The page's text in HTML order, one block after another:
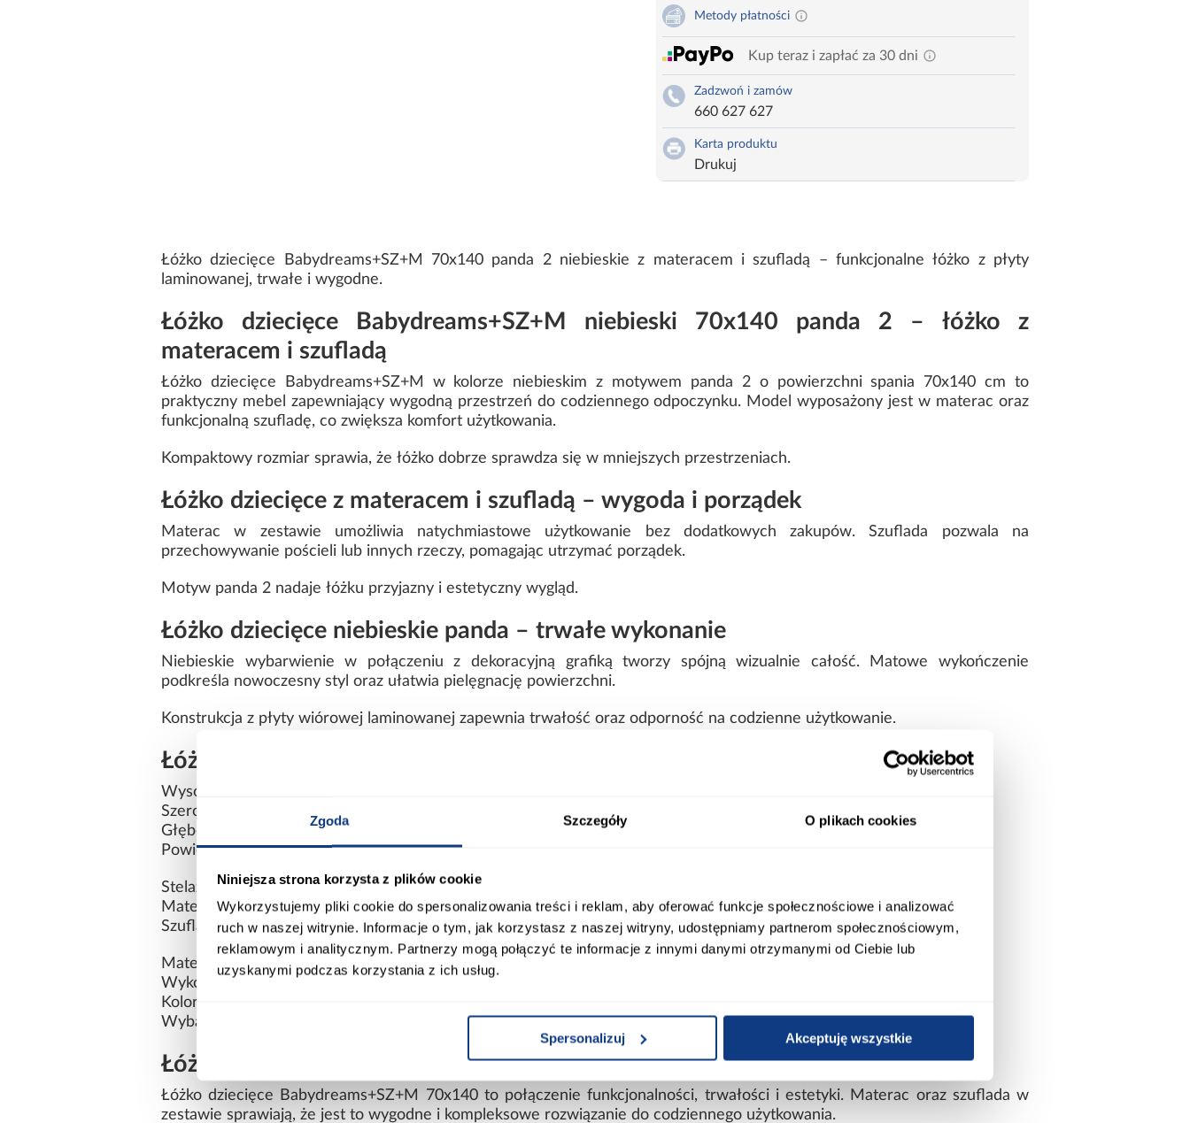
Zgoda Szczegóły O plikach cookies
Niniejsza strona korzysta z plików cookie
Wykorzystujemy pliki cookie do spersonalizowania treści i reklam, aby oferować funkcje społecznościowe i analizować
ruch w naszej witrynie. Informacje o tym, jak korzystasz z naszej witryny, udostępniamy partnerom społecznościowym,
reklamowym i analitycznym. Partnerzy mogą połączyć te informacje z innymi danymi otrzymanymi od Ciebie lub
uzyskanymi podczas korzystania z ich usług.
Spersonalizuj Akceptuję wszystkie
Metody płatności
Kup teraz i zapłać za 30 dni
Zadzwoń i zamów
660 627 627
Karta produktu
Drukuj
Łóżko dziecięce Babydreams+SZ+M 70x140 panda 2 niebieskie z materacem i szufladą – funkcjonalne łóżko z płyty
laminowanej, trwałe i wygodne.
Łóżko dziecięce Babydreams+SZ+M niebieski 70x140 panda 2 – łóżko z
materacem i szufladą
Łóżko dziecięce Babydreams+SZ+M w kolorze niebieskim z motywem panda 2 o powierzchni spania 70x140 cm to
praktyczny mebel zapewniający wygodną przestrzeń do codziennego odpoczynku. Model wyposażony jest w materac oraz
funkcjonalną szufladę, co zwiększa komfort użytkowania.
Kompaktowy rozmiar sprawia, że łóżko dobrze sprawdza się w mniejszych przestrzeniach.
Łóżko dziecięce z materacem i szufladą – wygoda i porządek
Materac w zestawie umożliwia natychmiastowe użytkowanie bez dodatkowych zakupów. Szuflada pozwala na
przechowywanie pościeli lub innych rzeczy, pomagając utrzymać porządek.
Motyw panda 2 nadaje łóżku przyjazny i estetyczny wygląd.
Łóżko dziecięce niebieskie panda – trwałe wykonanie
Niebieskie wybarwienie w połączeniu z dekoracyjną grafiką tworzy spójną wizualnie całość. Matowe wykończenie
podkreśla nowoczesny styl oraz ułatwia pielęgnację powierzchni.
Konstrukcja z płyty wiórowej laminowanej zapewnia trwałość oraz odporność na codzienne użytkowanie.
Łóżko Babydreams 70x140 – dane techniczne
Wysokość: 61 cm
Szerokość: 80 cm
Głębokość: 144 cm
Powierzchnia spania: 70x140 cm
Stelaż: w komplecie
Materac: w komplecie
Szuflada: tak
Materiał: płyta wiórowa laminowana
Wykończenie: mat
Kolor: niebieski
Wybarwienie: niebieskie
Łóżko Babydreams panda 2 – praktyczny wybór
Łóżko dziecięce Babydreams+SZ+M 70x140 to połączenie funkcjonalności, trwałości i estetyki. Materac oraz szuflada w
zestawie sprawiają, że jest to wygodne i kompleksowe rozwiązanie do codziennego użytkowania.